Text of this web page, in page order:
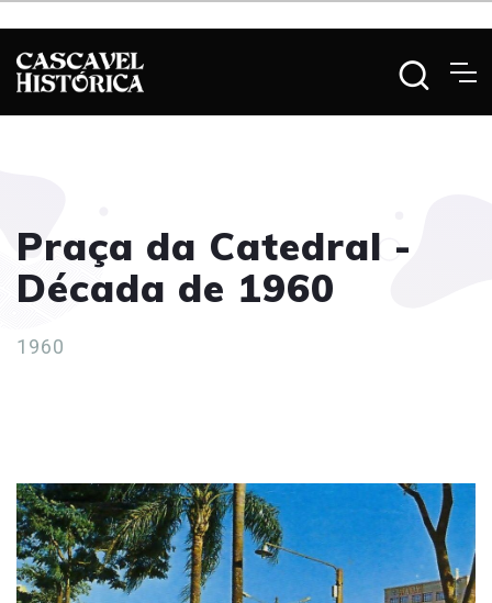
Praça da Catedral -
Década de 1960
1960